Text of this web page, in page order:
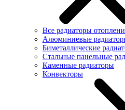
Все радиаторы
Алюминиевые
Биметаллические
Стальные панельные
Каменные радиаторы
Конвекторы